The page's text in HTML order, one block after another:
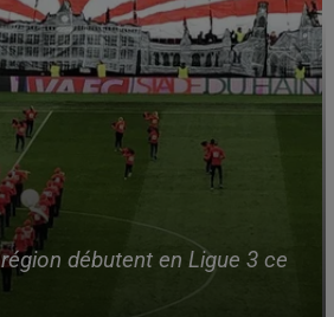
débutent en Ligue 3 ce